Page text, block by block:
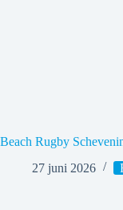
Beach Rugby
27 juni 2026